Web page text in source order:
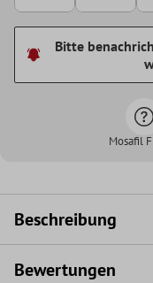
Bitte
Mosafil
Beschreibung
Bewertungen